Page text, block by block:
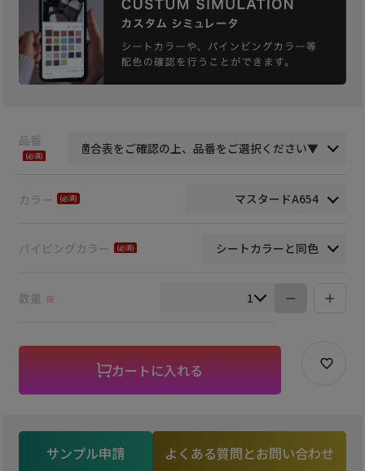
品番
カラー
パイピングカラー
数量 ※
カートに入れる
サンプル申請 よくある質問とお問い合わせ